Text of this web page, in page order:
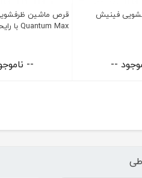
فینیش
--
قرص ماشین
Quantum Max با رایحه لیمو
--